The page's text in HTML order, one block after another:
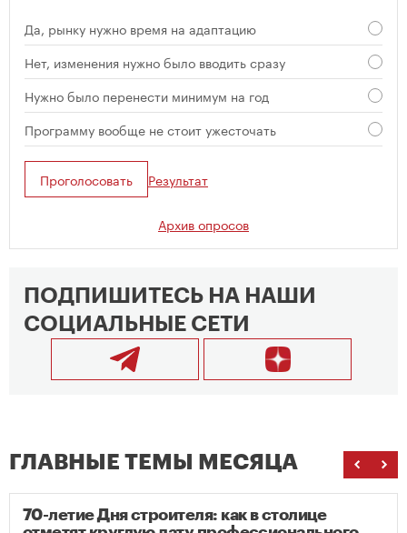
Да, рынку нужно время на адаптацию
Нет, изменения нужно было вводить сразу
Нужно было перенести минимум на год
Программу вообще не стоит ужесточать
Проголосовать Результат
Архив опросов
ПОДПИШИТЕСЬ НА НАШИ
СОЦИАЛЬНЫЕ СЕТИ
ГЛАВНЫЕ ТЕМЫ МЕСЯЦА
70-летие Дня строителя: как в столице